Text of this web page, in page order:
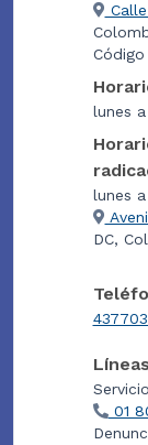
Código
lunes
lunes
DC,
01